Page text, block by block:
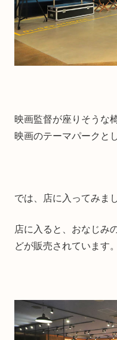
映画監督が座りそうな
映画のテーマパークと
では、店に入ってみま
店に入ると、おなじみ
どが販売されています。